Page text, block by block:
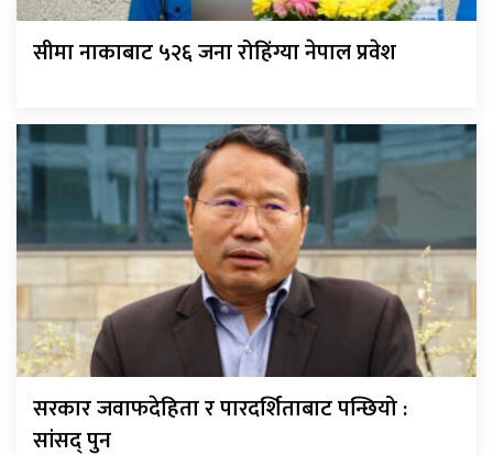
सीमा नाकाबाट ५२६ जना रोहिंग्या नेपाल प्रवेश
सरकार जवाफदेहिता र पारदर्शिताबाट पन्छियो :
सांसद् पुन